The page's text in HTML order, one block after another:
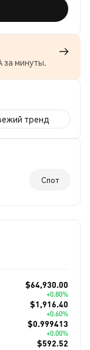
за минуты.
тренд
Спот
$64,930.00
+0.80%
$1,916.40
+0.60%
$0.999413
+0.00%
$592.52